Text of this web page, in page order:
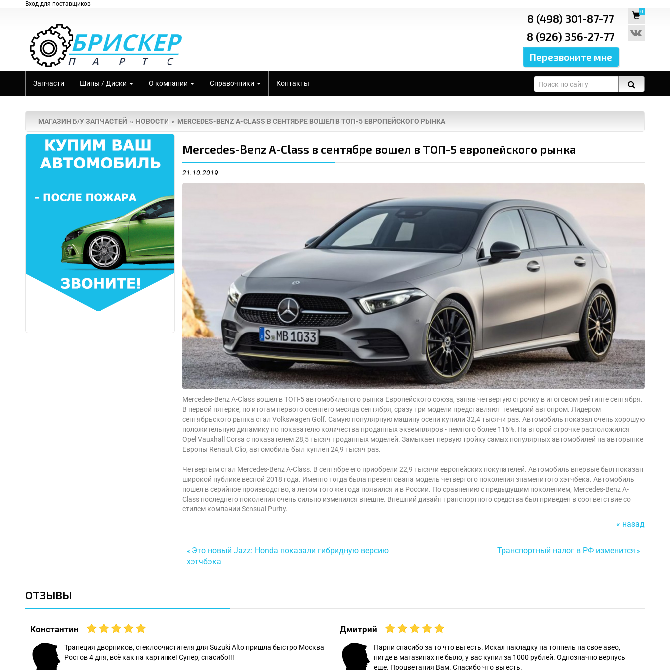
Вход для поставщиков
8 (498) 301-87-77
8 (926) 356-27-77
0
Запчасти Шины / Диски О компании Справочники Контакты
МАГАЗИН Б/У ЗАПЧАСТЕЙ НОВОСТИ MERCEDES-BENZ A-CLASS В СЕНТЯБРЕ ВОШЕЛ В ТОП-5 ЕВРОПЕЙСКОГО РЫНКА
Mercedes-Benz A-Class в сентябре вошел в ТОП-5 европейского рынка
21.10.2019
Mercedes-Benz A-Class вошел в ТОП-5 автомобильного рынка Европейского союза, заняв четвертую строчку в итоговом рейтинге сентября.
В первой пятерке, по итогам первого осеннего месяца сентября, сразу три модели представляют немецкий автопром. Лидером
сентябрьского рынка стал Volkswagen Golf. Самую популярную машину осени купили 32,4 тысячи раз. Автомобиль показал очень хорошую
положительную динамику по показателю количества проданных экземпляров - немного более 116%. На второй строчке расположился
Opel Vauxhall Corsa с показателем 28,5 тысяч проданных моделей. Замыкает первую тройку самых популярных автомобилей на авторынке
Европы Renault Clio, автомобиль был куплен 24,9 тысяч раз.
Четвертым стал Mercedes-Benz A-Class. В сентябре его приобрели 22,9 тысячи европейских покупателей. Автомобиль впервые был показан
широкой публике весной 2018 года. Именно тогда была презентована модель четвертого поколения знаменитого хэтчбека. Автомобиль
пошел в серийное производство, а летом того же года появился и в России. По сравнению с предыдущим поколением, Mercedes-Benz A-
Class последнего поколения очень сильно изменился внешне. Внешний дизайн транспортного средства был приведен в соответствие со
стилем компании Sensual Purity.
« назад
« Это новый Jazz: Honda показали гибридную версию
хэтчбэка
Транспортный налог в РФ изменится »
ОТЗЫВЫ
Константин
Трапеция дворников, стеклоочистителя для Suzuki Alto пришла быстро Москва
Ростов 4 дня, всё как на картинке! Супер, спасибо!!!
Дмитрий
Парни спасибо за то что вы есть. Искал накладку на тоннель на свое авео,
нигде в магазинах не было, у вас купил за 1000 рублей. Однозначно вернусь
еще. Процветания Вам. Спасибо что вы есть.